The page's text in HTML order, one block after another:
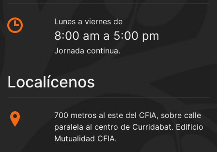
Lunes a viernes de
8:00 am a 5:00 pm
Jornada continua.
Localícenos
700 metros al este del CFIA, sobre calle
paralela al centro de Curridabat. Edificio
Mutualidad CFIA.